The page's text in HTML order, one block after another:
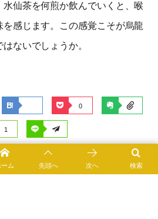
仙茶を何煎か飲んでいくと、喉
感じます。この感覚こそが烏龍
ないでしょうか。
0
1
検索
ーム 先頭へ 次へ